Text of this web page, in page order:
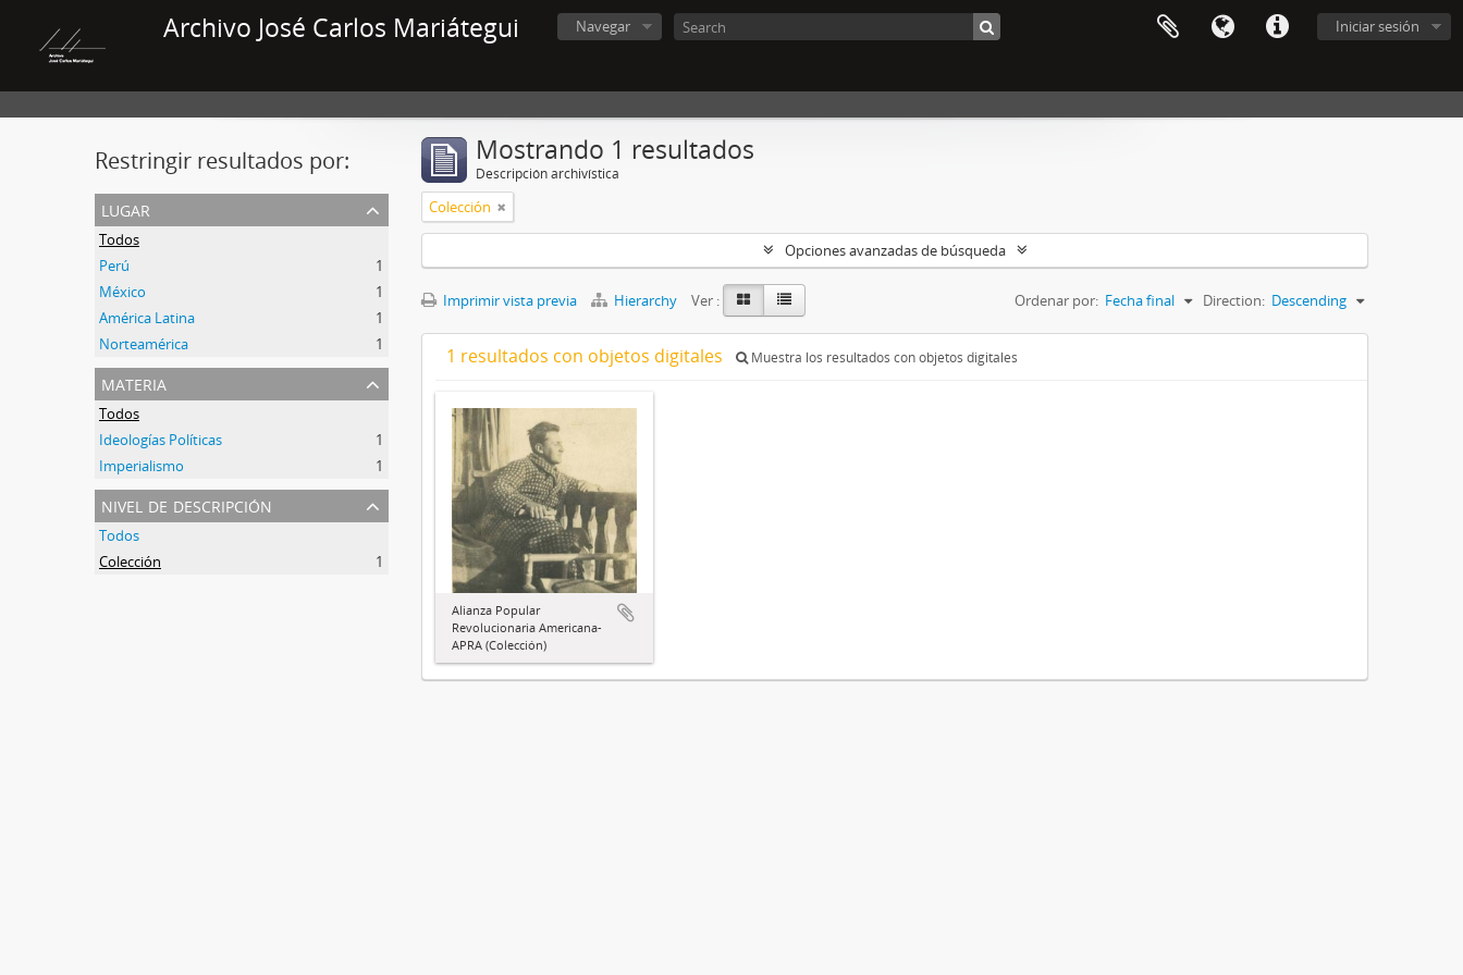
Archivo José Carlos Mariátegui Iniciar sesión
Navegar
Restringir resultados por:
lugar
Todos
Perú
1
México
1
América Latina
1
Norteamérica
1
materia
Todos
Ideologías Políticas
1
Imperialismo
1
nivel de descripción
Todos
Colección
1
Mostrando 1 resultados
Descripción archivística
Colección
Opciones avanzadas de búsqueda
Imprimir vista previa Hierarchy Ver : Ordenar por: Fecha final Direction: Descending
1 resultados con objetos digitales Muestra los resultados con objetos digitales
Alianza Popular
Revolucionaria Americana-
APRA (Colección)